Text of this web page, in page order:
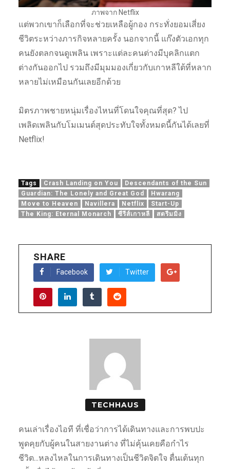
ภาพจาก Netflix
แต่พวกเขาก็เลือกที่จะช่วยเหลือผู้กอง กระทั่งยอมเสี่ยง
ชีวิตระหว่างภารกิจหลายครั้ง นอกจากนี้ แก๊งตัวเอกทุก
คนยังตลกจนดูเพลิน เพราะแต่ละคนต่างมีบุคลิกแตก
ต่างกันออกไป รวมถึงมีมุมมองเกี่ยวกับเกาหลีใต้ที่หลาก
หลายไม่เหมือนกันเลยอีกด้วย
มิตรภาพชายหนุ่มเรื่องไหนที่โดนใจคุณที่สุด? ไป
เพลิดเพลินกับโมเมนต์สุดประทับใจทั้งหมดนี้กันได้เลยที่
Netflix!
Tags Crash Landing on You
Descendants of the Sun
Guardian: The Lonely and Great God
Hwarang
Move to Heaven
Navillera Netflix
Start-Up
The King: Eternal Monarch
ซีรีส์เกาหลี สตรีมมิ่ง
SHARE
Facebook Twitter
TECHHAUS
คนเล่าเรื่องไอที ที่เชื่อว่าการได้เดินทางและการพบปะ
พูดคุยกับผู้คนในสายงานต่าง ที่ไม่คุ้นเคยคือกำไร
ชีวิต...หลงไหลในการเดินทางเป็นชีวิตจิตใจ ตื่นเต้นทุก